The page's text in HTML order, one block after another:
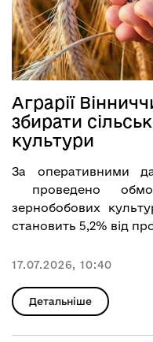
Аграрії
збирати
культури
За оперативними
проведено
зернобобових
становить 5,2% від
17.07.2026, 10:40
Детальніше